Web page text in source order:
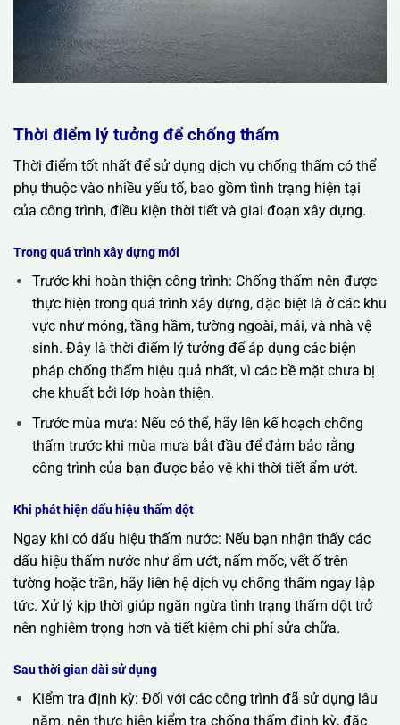
Thời điểm lý tưởng để chống thấm
Thời điểm tốt nhất để sử dụng dịch vụ chống thấm có thể
phụ thuộc vào nhiều yếu tố, bao gồm tình trạng hiện tại
của công trình, điều kiện thời tiết và giai đoạn xây dựng.
Trong quá trình xây dựng mới
Trước khi hoàn thiện công trình: Chống thấm nên được
thực hiện trong quá trình xây dựng, đặc biệt là ở các khu
vực như móng, tầng hầm, tường ngoài, mái, và nhà vệ
sinh. Đây là thời điểm lý tưởng để áp dụng các biện
pháp chống thấm hiệu quả nhất, vì các bề mặt chưa bị
che khuất bởi lớp hoàn thiện.
Trước mùa mưa: Nếu có thể, hãy lên kế hoạch chống
thấm trước khi mùa mưa bắt đầu để đảm bảo rằng
công trình của bạn được bảo vệ khi thời tiết ẩm ướt.
Khi phát hiện dấu hiệu thấm dột
Ngay khi có dấu hiệu thấm nước: Nếu bạn nhận thấy các
dấu hiệu thấm nước như ẩm ướt, nấm mốc, vết ố trên
tường hoặc trần, hãy liên hệ dịch vụ chống thấm ngay lập
tức. Xử lý kịp thời giúp ngăn ngừa tình trạng thấm dột trở
nên nghiêm trọng hơn và tiết kiệm chi phí sửa chữa.
Sau thời gian dài sử dụng
Kiểm tra định kỳ: Đối với các công trình đã sử dụng lâu
năm, nên thực hiện kiểm tra chống thấm định kỳ, đặc